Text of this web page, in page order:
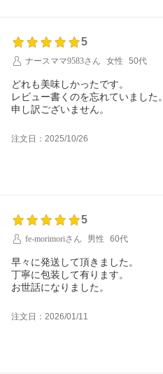
5
ナースママ9583さん
女性 50代
どれも美味しかったです。
レビュー書くのを忘れていました。
申し訳ございません。
注文日：2025/10/26
5
fe-morimoriさん
男性 60代
早々に発送して頂きました。
丁寧に包装して有ります。
お世話になりました。
注文日：2026/01/11